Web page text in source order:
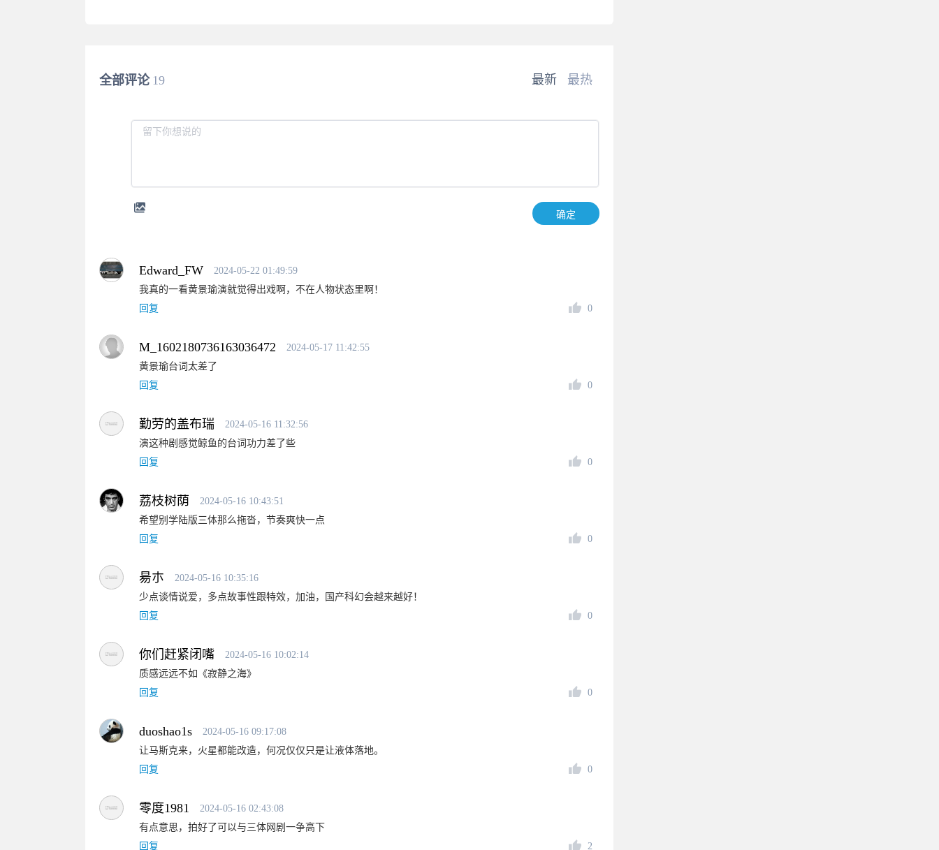
全部评论 19 最新 最热
确定
Edward_FW
2024-05-22 01:49:59
我真的一看黄景瑜演就觉得出戏啊，不在人物状态里啊！
回复
0
M_1602180736163036472
2024-05-17 11:42:55
黄景瑜台词太差了
回复
0
勤劳的盖布瑞
2024-05-16 11:32:56
演这种剧感觉鲸鱼的台词功力差了些
回复
0
荔枝树荫
2024-05-16 10:43:51
希望别学陆版三体那么拖沓，节奏爽快一点
回复
0
昜朩
2024-05-16 10:35:16
少点谈情说爱，多点故事性跟特效，加油，国产科幻会越来越好！
回复
0
你们赶紧闭嘴
2024-05-16 10:02:14
质感远远不如《寂静之海》
回复
0
duoshao1s
2024-05-16 09:17:08
让马斯克来，火星都能改造，何况仅仅只是让液体落地。
回复
0
零度1981
2024-05-16 02:43:08
有点意思，拍好了可以与三体网剧一争高下
回复
2